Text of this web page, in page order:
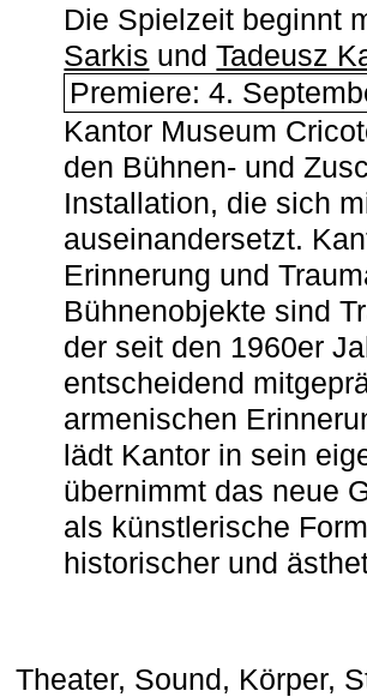
Die Spielzeit beginnt
Sarkis undTadeusz
Premiere: 4.
Kantor Museum
den Bühnen- und
Installation, die sich
auseinandersetzt.
Erinnerung und
Bühnenobjekte sind
der seit den 1960er
entscheidend
armenischen
lädt Kantor in sein
übernimmt das neue
als künstlerische
historischer und
Theater, Sound, Körper,